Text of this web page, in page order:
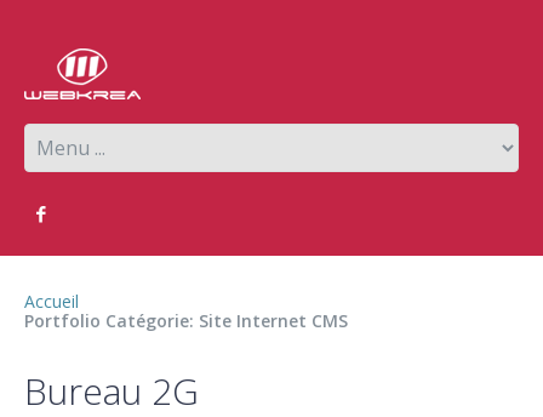
Accueil
Portfolio Catégorie: Site Internet CMS
Bureau 2G